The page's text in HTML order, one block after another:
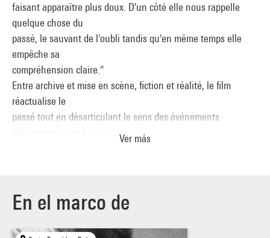
faisant apparaître plus doux. D'un côté elle nous rappelle
quelque chose du
passé, le sauvant de l'oubli tandis qu'en même temps elle
empêche sa
compréhension claire."
Entre archive et mise en scène, fiction et réalité, le film
réactualise le
passé tout en désarticulant le sens des événements.
Documents et archives sont
du cinéma en
associant aux images le geste performatif : les mouchoirs de
Pica, l'interview
Ver más
En el marco de